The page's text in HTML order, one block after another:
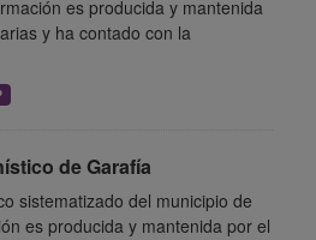
es producida y mantenida
y ha contado con la
de Garafía
sistematizado del municipio de
es producida y mantenida por el